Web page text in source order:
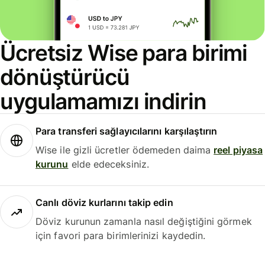
Ücretsiz Wise para birimi
dönüştürücü
uygulamamızı indirin
Para transferi sağlayıcılarını karşılaştırın
Wise ile gizli ücretler ödemeden daima reel piyasa
kurunu elde edeceksiniz.
Canlı döviz kurlarını takip edin
Döviz kurunun zamanla nasıl değiştiğini görmek
için favori para birimlerinizi kaydedin.